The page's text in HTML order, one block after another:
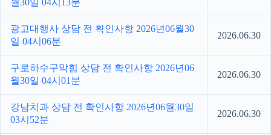
월30일 04시13분
광고대행사 상담 전 확인사항 2026년06월30
일 04시06분
2026.06.30
구로하수구막힘 상담 전 확인사항 2026년06
월30일 04시01분
2026.06.30
강남치과 상담 전 확인사항 2026년06월30일
03시52분
2026.06.30